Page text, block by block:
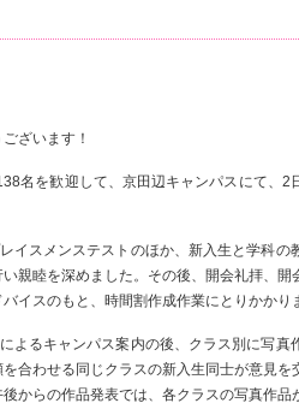
ざいます！
名を歓迎して、京田辺キャンパスにて、2
イスメンステストのほか、新入生と学科の
親睦を深めました。その後、開会礼拝、
イスのもと、時間割作成作業にとりかかり
よるキャンパス案内の後、クラス別に写真
合わせる同じクラスの新入生同士が意見
からの作品発表では、各クラスの写真作